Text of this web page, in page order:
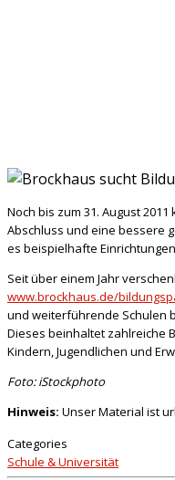
Noch bis zum 31. August
Abschluss und eine bessere
es beispielhafte
Seit über einem Jahr
www.brockhaus.de/
und weiterführende Schulen
Dieses beinhaltet zahlreiche
Kindern, Jugendlichen und
Foto: iStockphoto
Hinweis: Unser Material ist
Categories
Schule & Universität